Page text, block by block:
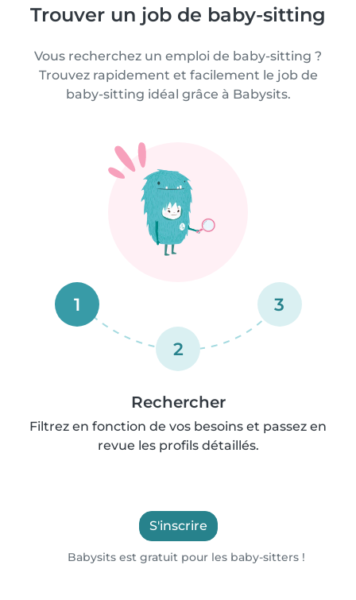
Trouver un job de baby-sitting
Vous recherchez un emploi de baby-sitting ?
Trouvez rapidement et facilement le job de
baby-sitting idéal grâce à Babysits.
1
2
3
Rechercher
Filtrez en fonction de vos besoins et passez en
revue les profils détaillés.
S'inscrire
Babysits est gratuit pour les baby-sitters !